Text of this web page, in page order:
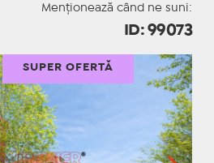
Menționează când ne suni:
ID: 99073
SUPER OFERTĂ